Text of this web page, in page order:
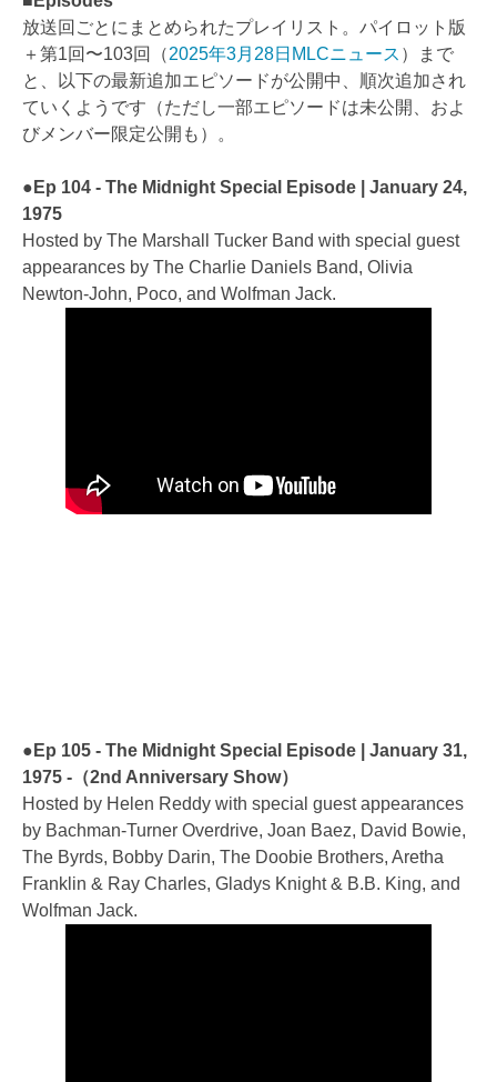
放送回ごとにまとめられたプレイリスト。パイロット版
＋第1回〜103回（2025年3月28日MLCニュース ）まで
と、以下の最新追加エピソードが公開中、順次追加され
ていくようです（ただし一部エピソードは未公開、およ
びメンバー限定公開も）。
●Ep 104 - The Midnight Special Episode | January 24,
1975
Hosted by The Marshall Tucker Band with special guest
appearances by The Charlie Daniels Band, Olivia
Newton-John, Poco, and Wolfman Jack.
●Ep 105 - The Midnight Special Episode | January 31,
1975 -（2nd Anniversary Show）
Hosted by Helen Reddy with special guest appearances
by Bachman-Turner Overdrive, Joan Baez, David Bowie,
The Byrds, Bobby Darin, The Doobie Brothers, Aretha
Franklin & Ray Charles, Gladys Knight & B.B. King, and
Wolfman Jack.